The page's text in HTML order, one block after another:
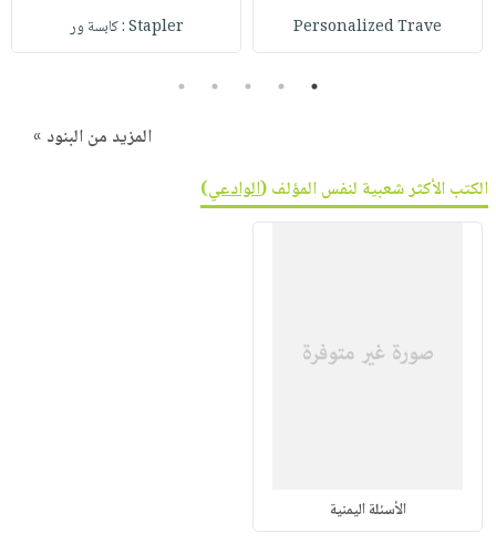
أطفال
فيديوهات
أسئلة
نيل
وفرات
عربةPersonalized Trave Stapler : كابسة ور
1
2
3
4
5
المزيد من البنود »
الكتب الأكثر شعبية لنفس المؤلف (الوادعي)
الأسئلة اليمنية